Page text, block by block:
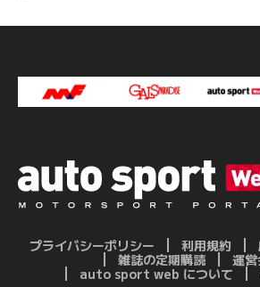
プライバシーポリシー 利用規約
雑誌の定期購読
運
auto sport web について